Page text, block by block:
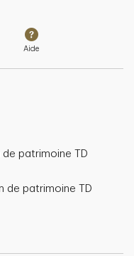
Aide
patrimoine TD
de patrimoine TD